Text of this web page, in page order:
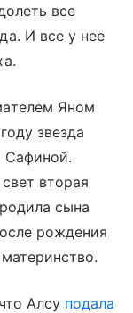
все
И все у нее
Яном
звезда
Сафиной.
вторая
сына
рождения
Алсу подала